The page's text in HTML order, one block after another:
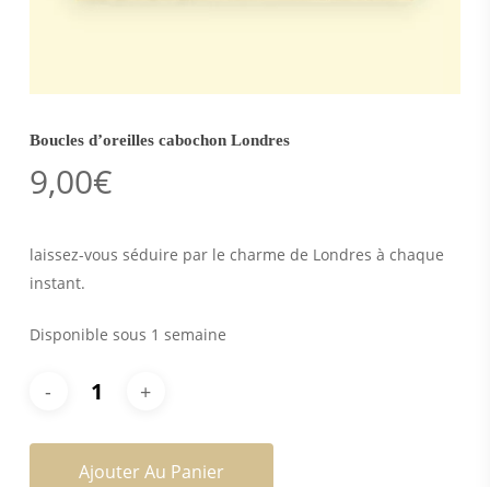
Boucles d’oreilles cabochon Londres
9,00€
laissez-vous séduire par le charme de Londres à chaque
instant.
Disponible sous 1 semaine
Ajouter Au Panier